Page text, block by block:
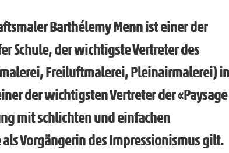
Barthélemy Menn ist einer der
Schule, der wichtigste Vertreter des
Freiluftmalerei, Pleinairmalerei) in
der wichtigsten Vertreter der «Paysage
mit schlichten und einfachen
Vorgängerin des Impressionismus gilt.